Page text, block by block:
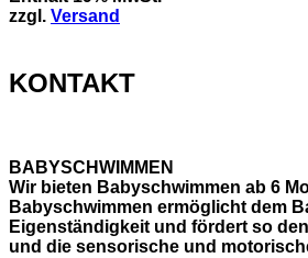
zzgl. Versand
KONTAKT
BABYSCHWIMMEN
Wir bieten Babyschwimmen ab 6
Babyschwimmen ermöglicht dem
Eigenständigkeit und fördert so
und die sensorische und